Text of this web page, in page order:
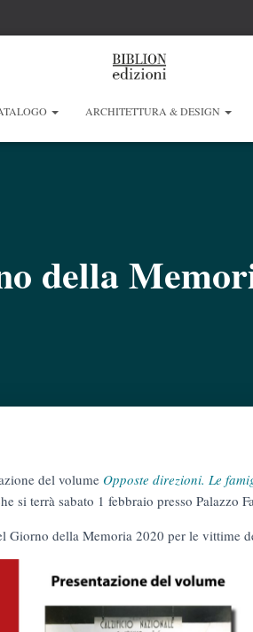
ARCHITETTURA & DESIGN
della
del volume Opposte direzioni. Le
si terrà sabato 1 febbraio presso Palazzo
Giorno della Memoria 2020 per le vittime